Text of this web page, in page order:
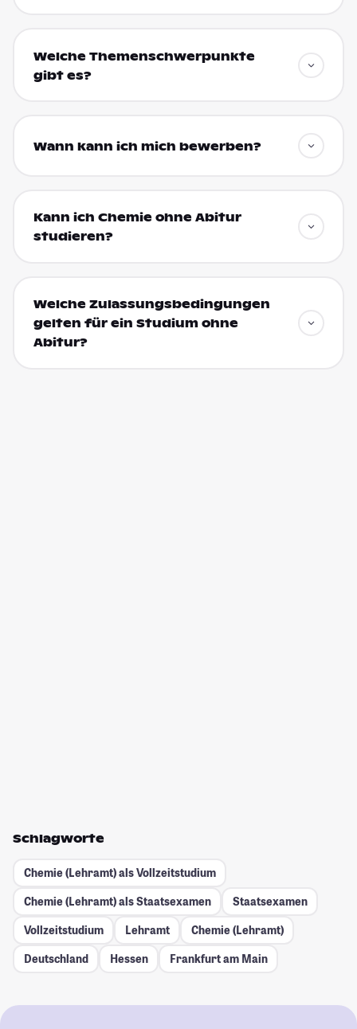
Welche Themenschwerpunkte
gibt es?
Wann kann ich mich bewerben?
Kann ich Chemie ohne Abitur
studieren?
Welche Zulassungsbedingungen
gelten für ein Studium ohne
Abitur?
Schlagworte
Chemie (Lehramt) als Vollzeitstudium
Chemie (Lehramt) als Staatsexamen
Staatsexamen
Vollzeitstudium
Lehramt
Chemie (Lehramt)
Deutschland
Hessen Frankfurt am Main